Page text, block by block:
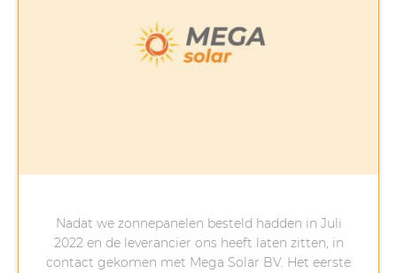
Nadat we zonnepanelen besteld hadden in Juli
2022 en de leverancier ons heeft laten zitten, in
contact gekomen met Mega Solar BV. Het eerste